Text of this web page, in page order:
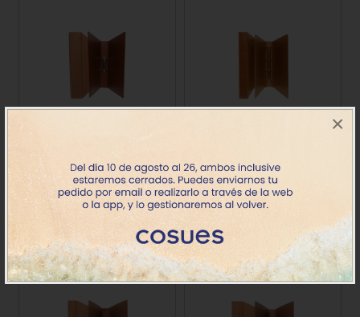
×
Precio
2.57€
Precio
2.48€